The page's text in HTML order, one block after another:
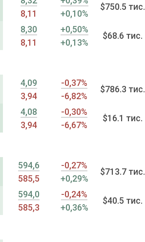
8,11
+0,10%
$750.5 тис.
8,30
8,11
+0,50%
+0,13%
$68.6 тис.
4,09
3,94
-0,37%
-6,82%
$786.3 тис.
4,08
3,94
-0,30%
-6,67%
$16.1 тис.
594,6
585,5
-0,27%
+0,29%
$713.7 тис.
594,0
585,3
-0,24%
+0,36%
$40.5 тис.